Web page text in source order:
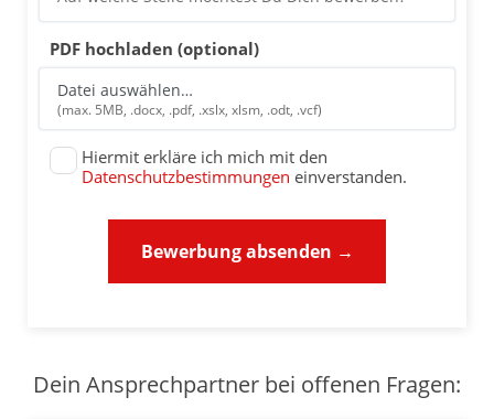
PDF hochladen (optional)
Datei auswählen…
(max. 5MB, .docx, .pdf, .xslx, xlsm, .odt, .vcf)
Hiermit erkläre ich mich mit den
Datenschutzbestimmungen einverstanden.
Bewerbung absenden →
Dein Ansprechpartner bei offenen Fragen: